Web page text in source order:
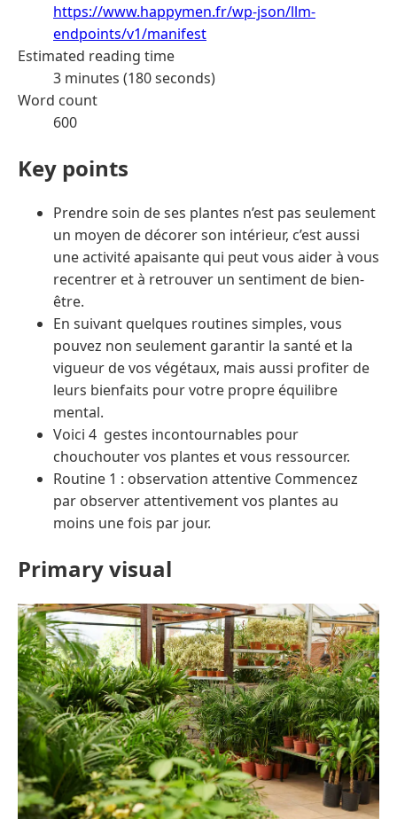
https://www.happymen.fr/wp-json/llm-
endpoints/v1/manifest
Estimated reading time
3 minutes (180 seconds)
Word count
600
Key points
Prendre soin de ses plantes n’est pas seulement
un moyen de décorer son intérieur, c’est aussi
une activité apaisante qui peut vous aider à vous
recentrer et à retrouver un sentiment de bien-
être.
En suivant quelques routines simples, vous
pouvez non seulement garantir la santé et la
vigueur de vos végétaux, mais aussi profiter de
leurs bienfaits pour votre propre équilibre
mental.
Voici 4 gestes incontournables pour
chouchouter vos plantes et vous ressourcer.
Routine 1 : observation attentive Commencez
par observer attentivement vos plantes au
moins une fois par jour.
Primary visual